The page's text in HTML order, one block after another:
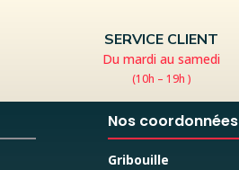
SERVICE CLIENT
Du mardi au samedi
(10h – 19h )
Nos coordonnées
Gribouille